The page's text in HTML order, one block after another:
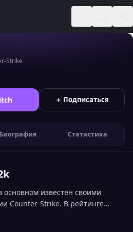
Strike
＋ Подписаться
Биография Статистика
известен своими
Counter-Strike. В рейтинге
2336 место. Статистика